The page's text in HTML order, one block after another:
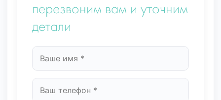
перезвоним вам и уточним
детали